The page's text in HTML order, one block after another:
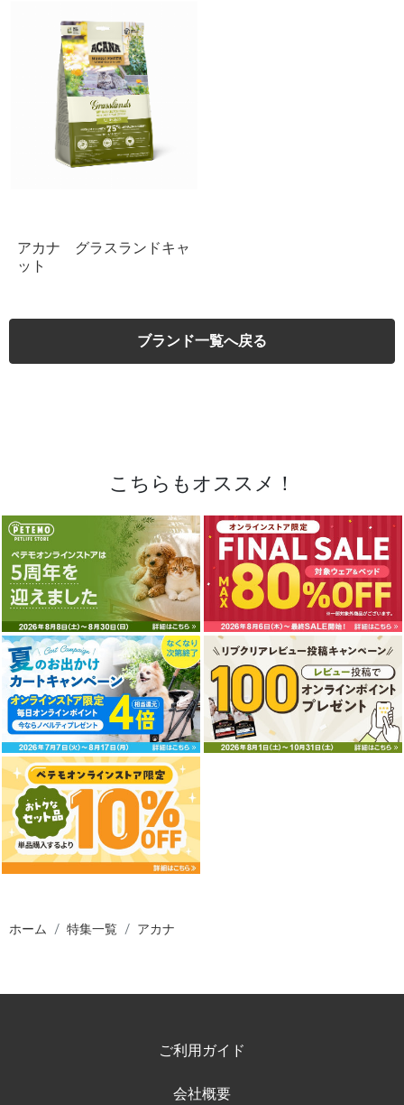
アカナ グラスランドキャ
ット
ブランド一覧へ戻る
こちらもオススメ！
ホーム 特集一覧 アカナ
ご利用ガイド
会社概要